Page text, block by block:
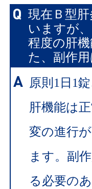
現在Ｂ型
いますが
程度の肝
た、副作
原則1日1
肝機能は
変の進行
ます。副
る必要の